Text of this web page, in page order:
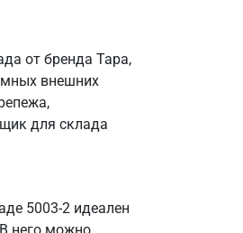
от бренда Тара,
внешних
для склада
5003-2 идеален